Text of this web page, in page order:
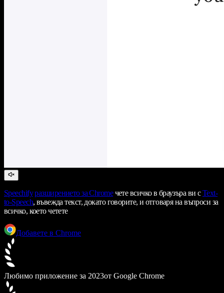
Speechify разширението за Chromeчете всичко в браузъра ви сText-
to-Speech, въвежда текст, докато говорите, и отговаря на въпроси за
всичко, което четете
Добавете в Chrome
Любимо приложение за 2023от Google Chrome